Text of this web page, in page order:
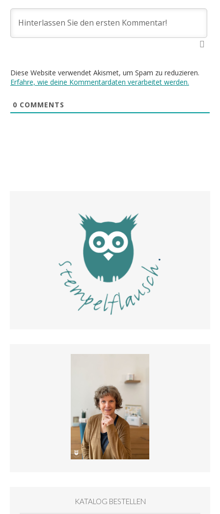
Diese Website verwendet Akismet, um Spam zu reduzieren.
Erfahre, wie deine Kommentardaten verarbeitet werden.
0 COMMENTS
KATALOG BESTELLEN